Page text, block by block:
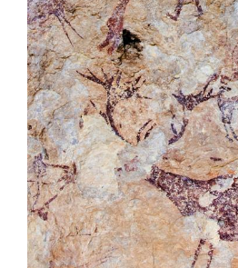
EXPLORAR